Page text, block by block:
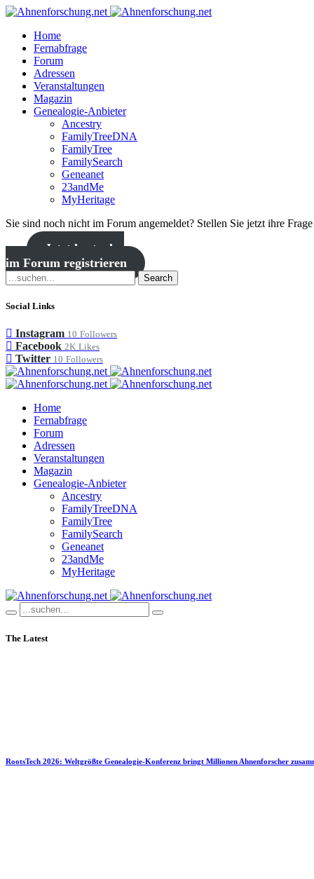
Home
Fernabfrage
Forum
Adressen
Veranstaltungen
Magazin
Genealogie-Anbieter
Ancestry
FamilyTreeDNA
FamilyTree
FamilySearch
Geneanet
23andMe
MyHeritage
Sie sind noch nicht im Forum angemeldet? Stellen Sie jetzt ihre
Jetzt kostenlos
im Forum registrieren
Search
Social Links
Instagram 10 Followers
Facebook 2K Likes
Twitter 10 Followers
Home
Fernabfrage
Forum
Adressen
Veranstaltungen
Magazin
Genealogie-Anbieter
Ancestry
FamilyTreeDNA
FamilyTree
FamilySearch
Geneanet
23andMe
MyHeritage
The Latest
RootsTech 2026: Weltgrößte Genealogie-Konferenz bringt Millionen Ahnenforscher